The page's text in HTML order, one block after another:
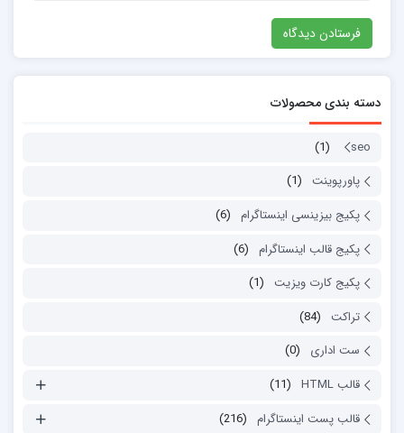
دسته بندی محصولات
seo
(1)
پاورپوینت
(1)
پکیج بیزینسی اینستاگرام (6)
پکیج قالب اینستاگرام (6)
پکیج کارت ویزیت
(1)
تراکت
(84)
ست اداری
(0)
قالب HTML
(11)
قالب پست اینستاگرام (216)